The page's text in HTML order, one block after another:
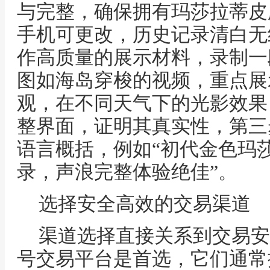
与完整，确保拥有玛莎拉蒂
手机可更改，历史记录清白
作高质量的展示材料，录制
图如海岛穿梭的视频，重点
观，在不同天气下的光影效
整界面，证明其真实性，第
语言概括，例如“初代金色玛
录，声浪完整体验绝佳”。
选择安全高效的交易渠道
渠道选择直接关系到交易
号交易平台是首选，它们通